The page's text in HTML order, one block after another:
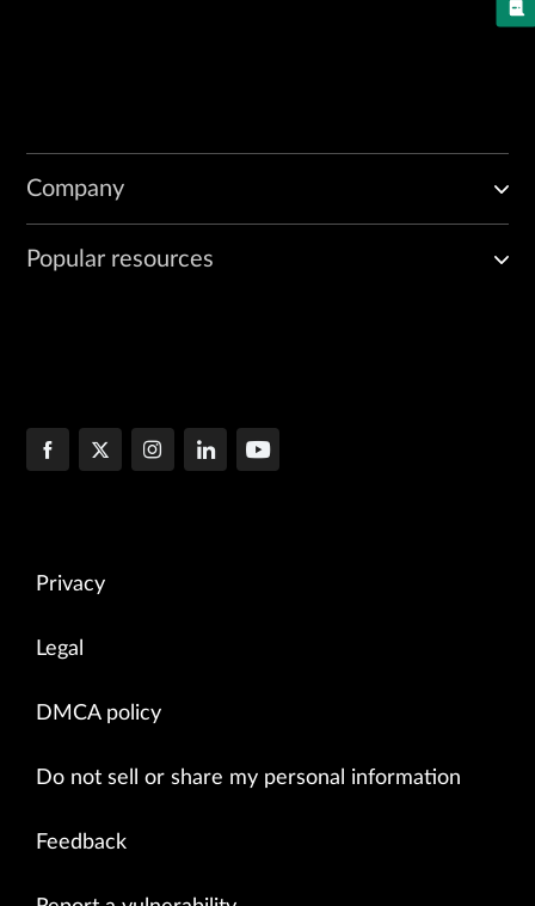
Company
Popular resources
Privacy
Legal
DMCA policy
Do not sell or share my personal information
Feedback